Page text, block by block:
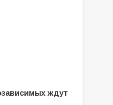
ждут